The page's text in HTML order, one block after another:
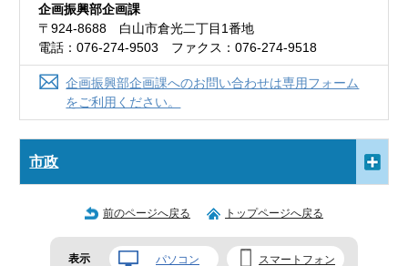
企画振興部企画課
〒924-8688 白山市倉光二丁目1番地
電話：076-274-9503 ファクス：076-274-9518
企画振興部企画課へのお問い合わせは専用フォーム
をご利用ください。
市政
前のページへ戻る トップページへ戻る
表示 パソコン スマートフォン